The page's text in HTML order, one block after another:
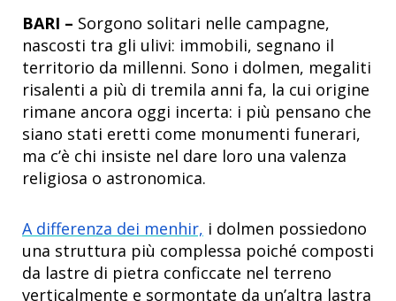
BARI – Sorgono solitari nelle campagne,
nascosti tra gli ulivi: immobili, segnano il
territorio da millenni. Sono i dolmen, megaliti
risalenti a più di tremila anni fa, la cui origine
rimane ancora oggi incerta: i più pensano che
siano stati eretti come monumenti funerari,
ma c’è chi insiste nel dare loro una valenza
religiosa o astronomica.
A differenza dei menhir, i dolmen possiedono
una struttura più complessa poiché composti
da lastre di pietra conficcate nel terreno
verticalmente e sormontate da un’altra lastra